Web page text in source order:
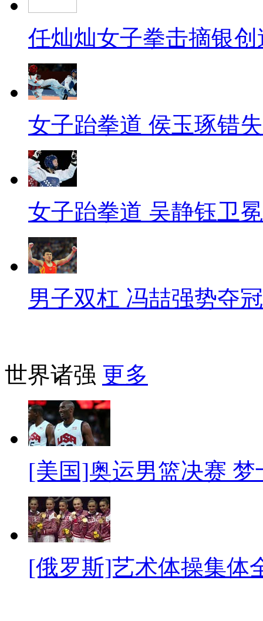
任灿灿女子拳击摘银
女子跆拳道 侯玉琢错
女子跆拳道 吴静钰卫冕
男子双杠 冯喆强势夺冠
世界诸强 更多
[美国]奥运男篮决赛
[俄罗斯]艺术体操集体